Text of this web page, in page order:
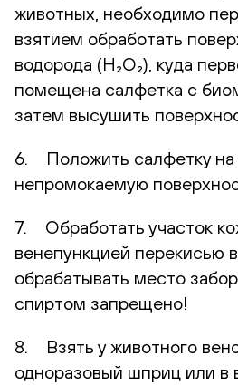
животных, необходимо
взятием обработать
водорода (H₂O₂), куда
помещена салфетка с
затем высушить
6. Положить салфетку на
непромокаемую
7. Обработать участок
венепункцией перекисью
обрабатывать место
спиртом запрещено!
8. Взять у животного
одноразовый шприц или в